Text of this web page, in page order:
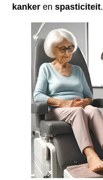
kanker en spasticiteit.